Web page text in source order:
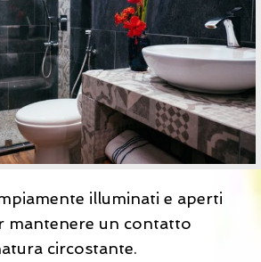
illuminati e aperti
mantenere un contatto
circostante.